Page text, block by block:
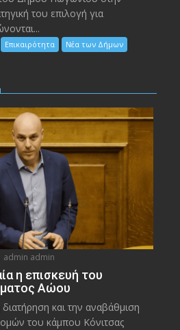
του επιλογή για
Επικαιρότητα Νέα των Δήμων
admin admin
η επισκευή του
Αώου
και την αναβάθμιση
του κάμπου Κόνιτσας